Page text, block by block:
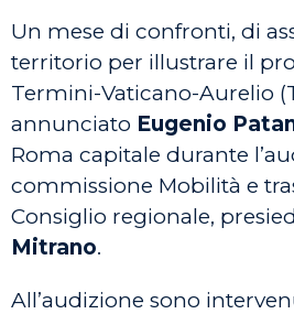
Un mese di confronti, di
territorio per illustrare il
Termini-Vaticano-Aurelio
annunciato Eugenio
Roma capitale durante
commissione Mobilità e
Consiglio regionale,
Mitrano.
All’audizione sono